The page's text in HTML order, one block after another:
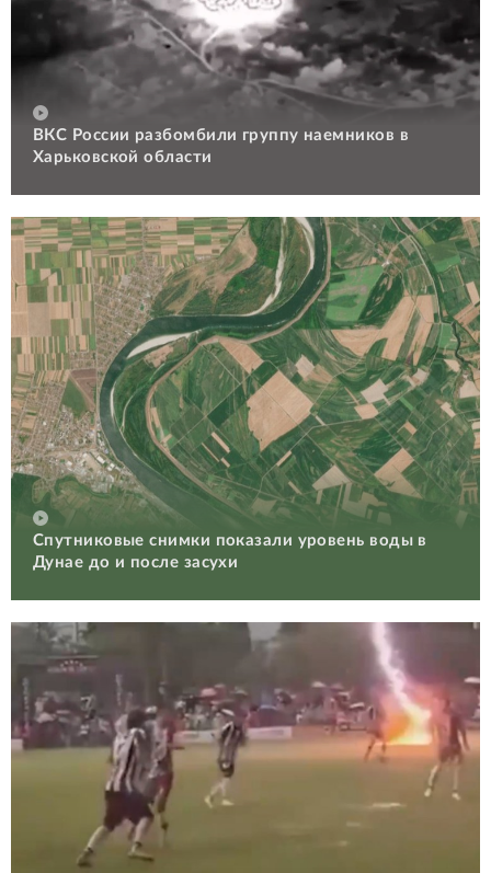
ВКС России разбомбили группу наемников в
Харьковской области
Спутниковые снимки показали уровень воды в
Дунае до и после засухи